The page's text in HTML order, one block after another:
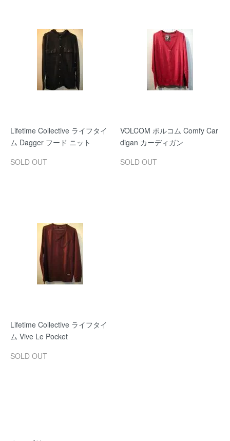
Lifetime Collective ライフタイ
ム Dagger フード ニット
SOLD OUT
VOLCOM ボルコム Comfy Car
digan カーディガン
SOLD OUT
Lifetime Collective ライフタイ
ム Vive Le Pocket
SOLD OUT